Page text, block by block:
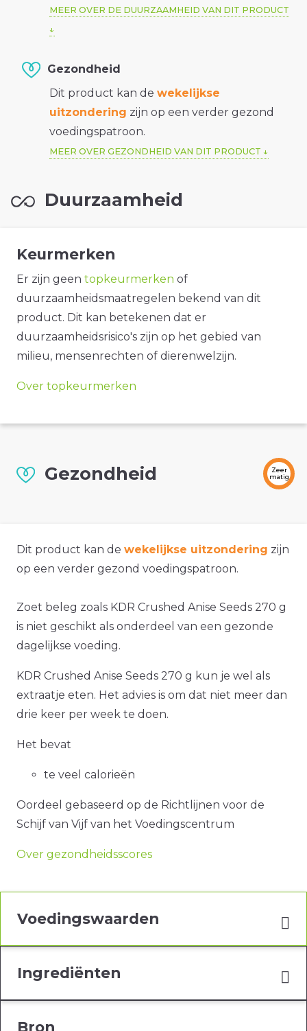
MEER OVER DE DUURZAAMHEID VAN DIT PRODUCT
Gezondheid
Dit product kan de wekelijkse
uitzondering zijn op een verder gezond
voedingspatroon.
MEER OVER GEZONDHEID VAN DIT PRODUCT
Duurzaamheid
Keurmerken
Er zijn geen topkeurmerken of
duurzaamheidsmaatregelen bekend van dit
product. Dit kan betekenen dat er
duurzaamheidsrisico's zijn op het gebied van
milieu, mensenrechten of dierenwelzijn.
Over topkeurmerken
Gezondheid
Zeer
matig
Dit product kan de wekelijkse uitzondering zijn
op een verder gezond voedingspatroon.
Zoet beleg zoals KDR Crushed Anise Seeds 270 g
is niet geschikt als onderdeel van een gezonde
dagelijkse voeding.
KDR Crushed Anise Seeds 270 g kun je wel als
extraatje eten. Het advies is om dat niet meer dan
drie keer per week te doen.
Het bevat
te veel calorieën
Oordeel gebaseerd op de Richtlijnen voor de
Schijf van Vijf van het Voedingscentrum
Over gezondheidsscores
Voedingswaarden
Ingrediënten
Bron